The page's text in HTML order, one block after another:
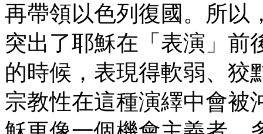
再帶領以色列復國。所以
突出了耶穌在「表演」前
的時候，表現得軟弱、狡
宗教性在這種演繹中會被